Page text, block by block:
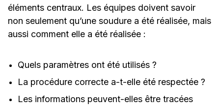
éléments centraux. Les équipes doivent savoir
non seulement qu’une soudure a été réalisée, mais
aussi comment elle a été réalisée :
Quels paramètres ont été utilisés ?
La procédure correcte a-t-elle été respectée ?
Les informations peuvent-elles être tracées